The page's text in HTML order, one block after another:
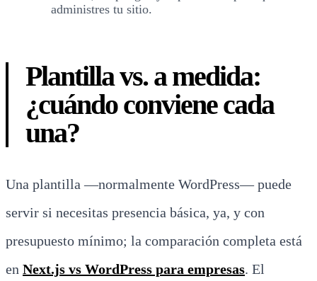
administres tu sitio.
Plantilla vs. a medida:
¿cuándo conviene cada
una?
Una plantilla —normalmente WordPress— puede
servir si necesitas presencia básica, ya, y con
presupuesto mínimo; la comparación completa está
en Next.js vs WordPress para empresas. El